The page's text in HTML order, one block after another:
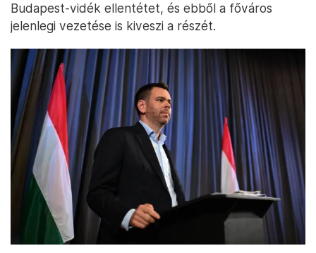
Budapest-vidék ellentétet, és ebből a főváros
jelenlegi vezetése is kiveszi a részét.